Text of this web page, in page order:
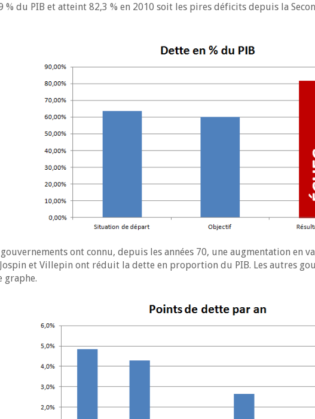
% du PIB et atteint 82,3 % en 2010 soit les pires déficits depuis la
ont connu, depuis les années 70, une augmentation en
et Villepin ont réduit la dette en proportion du PIB. Les autres
graphe.